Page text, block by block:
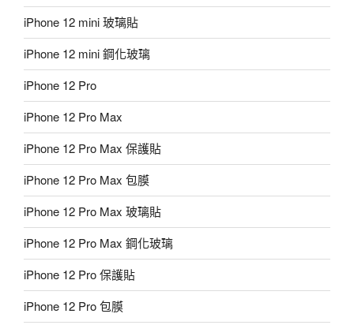
iPhone 12 mini 玻璃貼
iPhone 12 mini 鋼化玻璃
iPhone 12 Pro
iPhone 12 Pro Max
iPhone 12 Pro Max 保護貼
iPhone 12 Pro Max 包膜
iPhone 12 Pro Max 玻璃貼
iPhone 12 Pro Max 鋼化玻璃
iPhone 12 Pro 保護貼
iPhone 12 Pro 包膜